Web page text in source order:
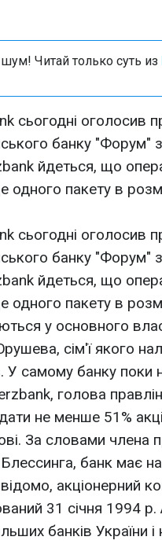
Читай только суть из
сьогодні оголосив
банку
йдеться, що
одного пакету в
сьогодні оголосив
банку
йдеться, що
одного пакету в
у основного
сім'ї якого
У самому банку поки
голова
не менше 51%
За словами члена
банк має
акціонерний
31 січня 1994
банків України